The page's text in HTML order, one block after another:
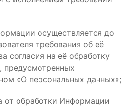
осуществляется до
требования об её
согласия на её обработку
предусмотренных
«О персональных данных»;
от обработки Информации